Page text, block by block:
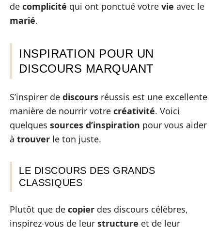
de complicité qui ont ponctué votre vie avec le
marié.
INSPIRATION POUR UN
DISCOURS MARQUANT
S’inspirer de discours réussis est une excellente
manière de nourrir votre créativité. Voici
quelques sources d’inspiration pour vous aider
à trouver le ton juste.
LE DISCOURS DES GRANDS
CLASSIQUES
Plutôt que de copier des discours célèbres,
inspirez-vous de leur structure et de leur